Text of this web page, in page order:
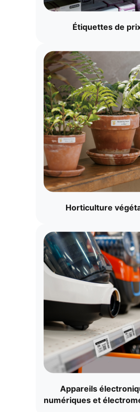
Étiquettes de
Horticulture
Appareils
numériques et